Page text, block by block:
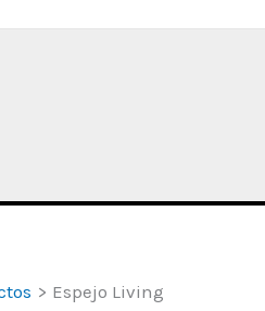
Espejo Living